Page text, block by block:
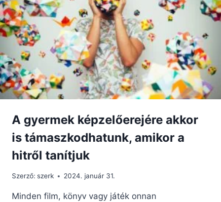
A gyermek képzelőerejére akkor
is támaszkodhatunk, amikor a
hitről tanítjuk
Szerző: szerk 2024. január 31.
Minden film, könyv vagy játék onnan